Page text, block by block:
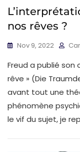
nos rêves ?
Nov 9, 2022
Freud a publié son
rêve » (Die
avant tout une
phénomène
le vif du sujet, je